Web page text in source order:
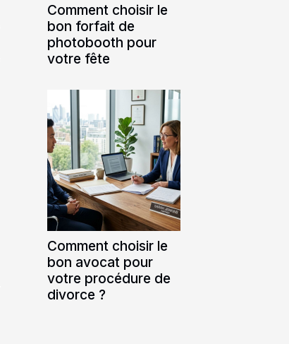
Comment choisir le
bon forfait de
photobooth pour
votre fête
Comment choisir le
bon avocat pour
votre procédure de
divorce ?